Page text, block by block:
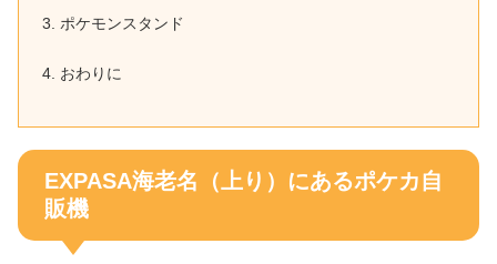
ポケモンスタンド
おわりに
EXPASA海老名（上り）にあるポケカ自
販機